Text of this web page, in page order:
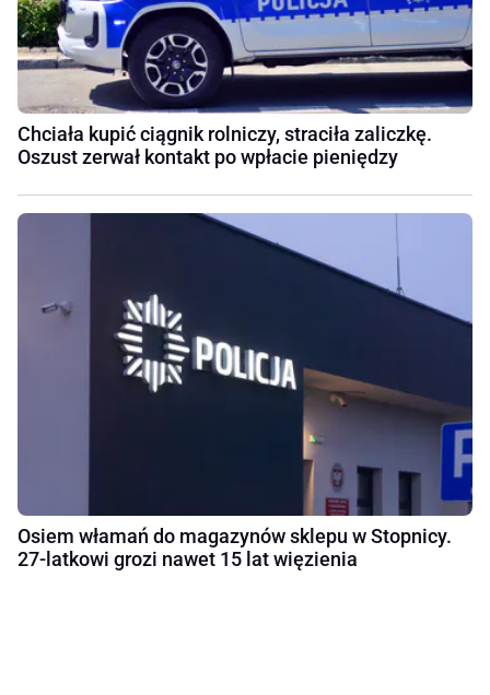
Chciała kupić ciągnik rolniczy, straciła zaliczkę.
Oszust zerwał kontakt po wpłacie pieniędzy
Osiem włamań do magazynów sklepu w Stopnicy.
27-latkowi grozi nawet 15 lat więzienia